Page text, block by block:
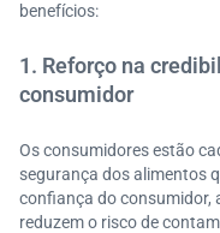
benefícios:
1. Reforço na
consumidor
Os consumidores estão
segurança dos alimentos
confiança do consumidor,
reduzem o risco de